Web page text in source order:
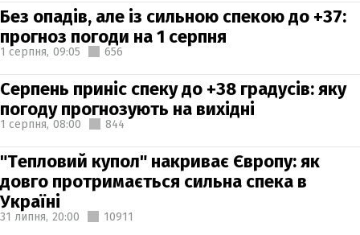
Без опадів, але із сильною спекою до +37:
прогноз погоди на 1 серпня
1 серпня, 09:05 656
Серпень приніс спеку до +38 градусів: яку
погоду прогнозують на вихідні
1 серпня, 08:00 844
"Тепловий купол" накриває Європу: як
довго протримається сильна спека в
Україні
31 липня, 20:00 10911